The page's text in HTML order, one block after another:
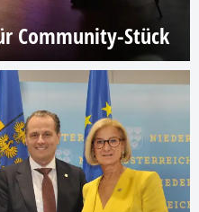
Community-Stück